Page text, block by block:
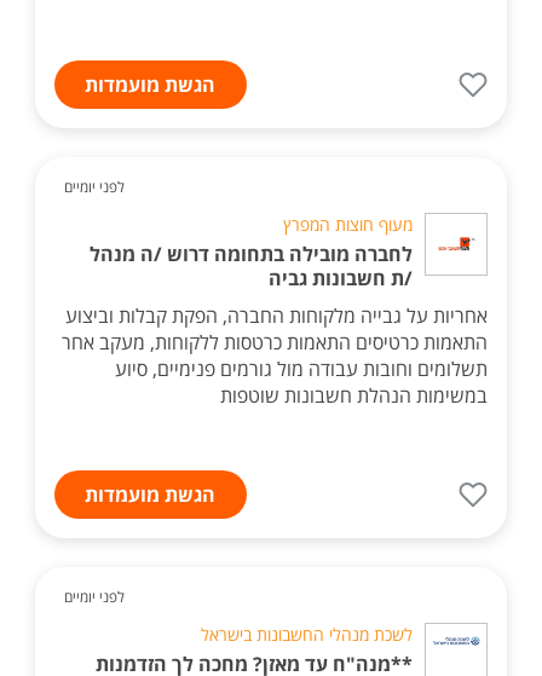
הגשת מועמדות
לפני יומיים
מעוף חוצות המפרץ
לחברה מובילה בתחומה דרוש /ה מנהל
/ת חשבונות גביה
אחריות על גבייה מלקוחות החברה, הפקת קבלות וביצוע
התאמות כרטיסים התאמות כרטסות ללקוחות, מעקב אחר
תשלומים וחובות עבודה מול גורמים פנימיים, סיוע
במשימות הנהלת חשבונות שוטפות
הגשת מועמדות
לפני יומיים
לשכת מנהלי החשבונות בישראל
**מנה"ח עד מאזן? מחכה לך הזדמנות